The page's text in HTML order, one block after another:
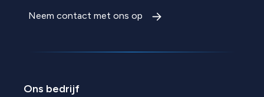
Neem contact met ons op
Ons bedrijf